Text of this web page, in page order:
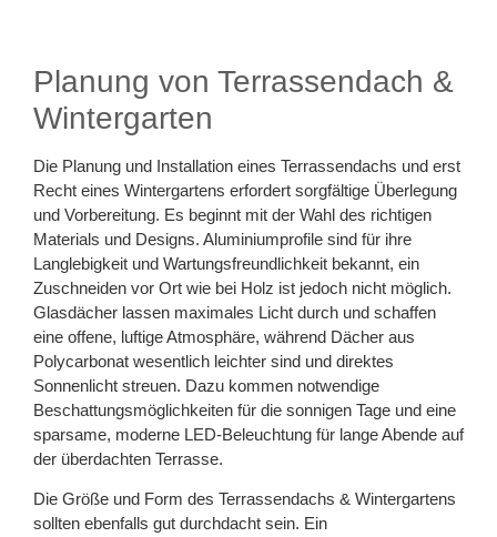
Planung von Terrassendach &
Wintergarten
Die Planung und Installation eines Terrassendachs und erst
Recht eines Wintergartens erfordert sorgfältige Überlegung
und Vorbereitung. Es beginnt mit der Wahl des richtigen
Materials und Designs. Aluminiumprofile sind für ihre
Langlebigkeit und Wartungsfreundlichkeit bekannt, ein
Zuschneiden vor Ort wie bei Holz ist jedoch nicht möglich.
Glasdächer lassen maximales Licht durch und schaffen
eine offene, luftige Atmosphäre, während Dächer aus
Polycarbonat wesentlich leichter sind und direktes
Sonnenlicht streuen. Dazu kommen notwendige
Beschattungsmöglichkeiten für die sonnigen Tage und eine
sparsame, moderne LED-Beleuchtung für lange Abende auf
der überdachten Terrasse.
Die Größe und Form des Terrassendachs & Wintergartens
sollten ebenfalls gut durchdacht sein. Ein